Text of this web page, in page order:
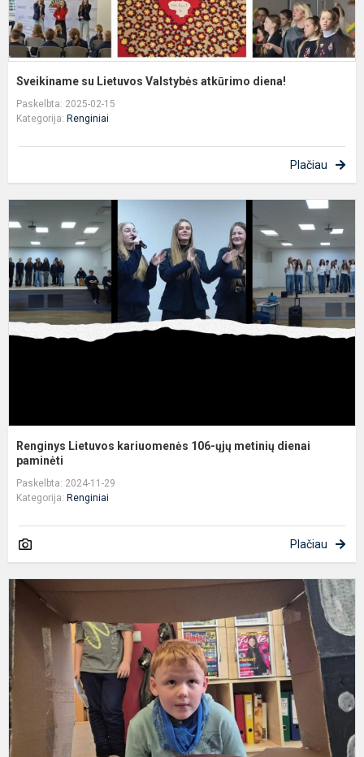
Sveikiname su Lietuvos Valstybės atkūrimo diena!
Paskelbta: 2025-02-15
Kategorija: Renginiai
Plačiau
Renginys Lietuvos kariuomenės 106-ųjų metinių dienai
paminėti
Paskelbta: 2024-11-29
Kategorija: Renginiai
Plačiau